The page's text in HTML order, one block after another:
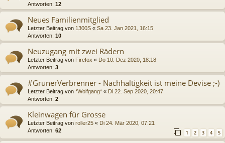
Antworten: 12
Neues Familienmitglied
Letzter Beitrag von 1300S « Sa 23. Jan 2021, 16:15
Antworten: 10
Neuzugang mit zwei Rädern
Letzter Beitrag von Firefox « Do 10. Dez 2020, 18:18
Antworten: 3
#GrünerVerbrenner - Nachhaltigkeit ist meine Devise ;-)
Letzter Beitrag von *Wolfgang* « Di 22. Sep 2020, 20:47
Antworten: 2
Kleinwagen für Grosse
Letzter Beitrag von roller25 « Di 24. Mär 2020, 07:21
Antworten: 62 1 2 3 4 5